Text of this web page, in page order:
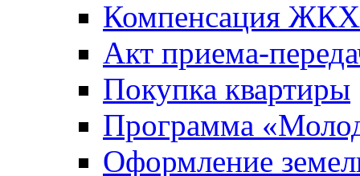
Компенсация ЖКХ
Акт приема-
Покупка квартиры
Программа
Оформление